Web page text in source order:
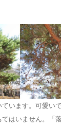
います。可愛い
はいません。「